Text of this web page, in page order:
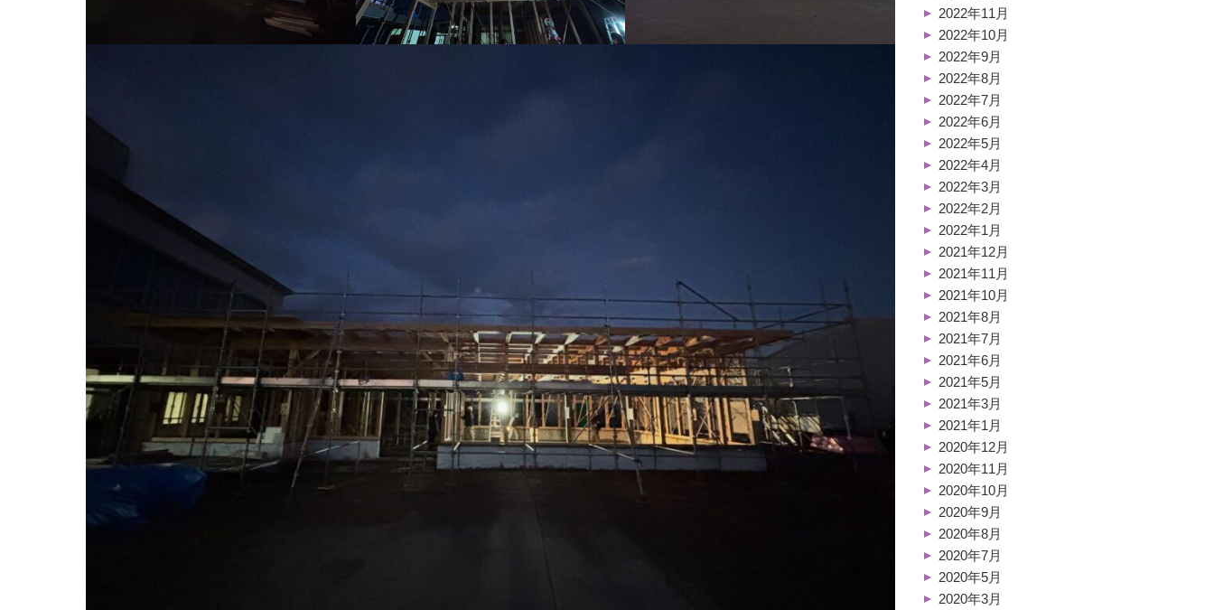
2022年11月
2022年10月
2022年9月
2022年8月
2022年7月
2022年6月
2022年5月
2022年4月
2022年3月
2022年2月
2022年1月
2021年12月
2021年11月
2021年10月
2021年8月
2021年7月
2021年6月
2021年5月
2021年3月
2021年1月
2020年12月
2020年11月
2020年10月
2020年9月
2020年8月
2020年7月
2020年5月
2020年3月